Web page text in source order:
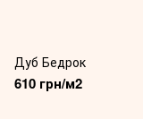
Дуб Бедрок
610 грн/м2